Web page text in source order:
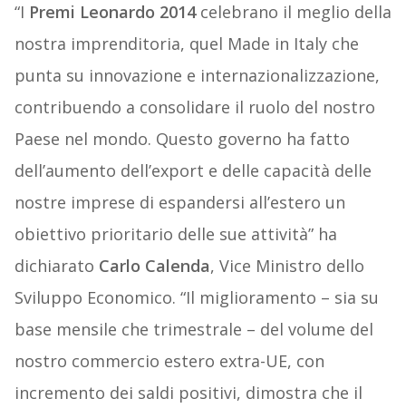
“I Premi Leonardo 2014celebrano il meglio della
nostra imprenditoria, quel Made in Italy che
punta su innovazione e internazionalizzazione,
contribuendo a consolidare il ruolo del nostro
Paese nel mondo. Questo governo ha fatto
dell’aumento dell’export e delle capacità delle
nostre imprese di espandersi all’estero un
obiettivo prioritario delle sue attività” ha
dichiarato Carlo Calenda, Vice Ministro dello
Sviluppo Economico. “Il miglioramento – sia su
base mensile che trimestrale – del volume del
nostro commercio estero extra-UE, con
incremento dei saldi positivi, dimostra che il